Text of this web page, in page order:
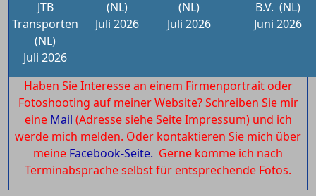
JTB
Transporten
(NL)
Juli 2026
(NL)
Juli 2026
(NL)
Juli 2026
B.V. (NL)
Juni 2026
Haben Sie Interesse an einem Firmenportrait oder
Fotoshooting auf meiner Website? Schreiben Sie mir
eine Mail (Adresse siehe Seite Impressum) und ich
werde mich melden. Oder kontaktieren Sie mich über
meine Facebook-Seite. Gerne komme ich nach
Terminabsprache selbst für entsprechende Fotos.